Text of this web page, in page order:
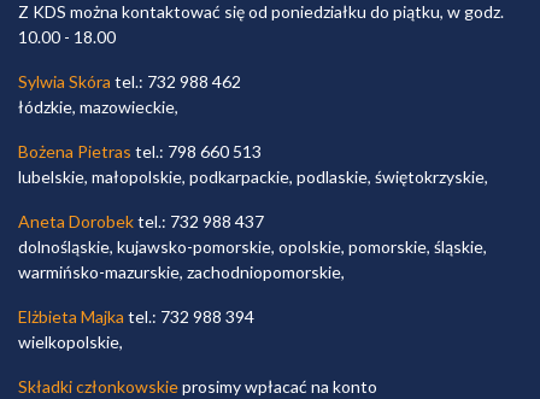
Z KDS można kontaktować się od poniedziałku do piątku, w godz.
10.00 - 18.00
Sylwia Skóra tel.: 732 988 462
łódzkie, mazowieckie,
Bożena Pietras tel.: 798 660 513
lubelskie, małopolskie, podkarpackie, podlaskie, świętokrzyskie,
Aneta Dorobektel.: 732 988 437
dolnośląskie, kujawsko-pomorskie, opolskie, pomorskie, śląskie,
warmińsko-mazurskie, zachodniopomorskie,
Elżbieta Majka tel.: 732 988 394
wielkopolskie,
Składki członkowskieprosimy wpłacać na konto